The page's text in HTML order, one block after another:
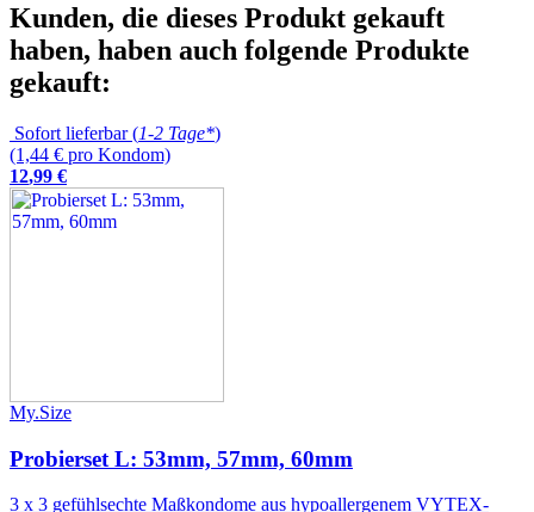
Kunden, die dieses Produkt gekauft
haben, haben auch folgende Produkte
gekauft:
Sofort lieferbar (1-2 Tage*)
(1,44 € pro Kondom)
12,99 €
My.Size
Probierset L: 53mm, 57mm, 60mm
3 x 3 gefühlsechte Maßkondome aus hypoallergenem VYTEX-